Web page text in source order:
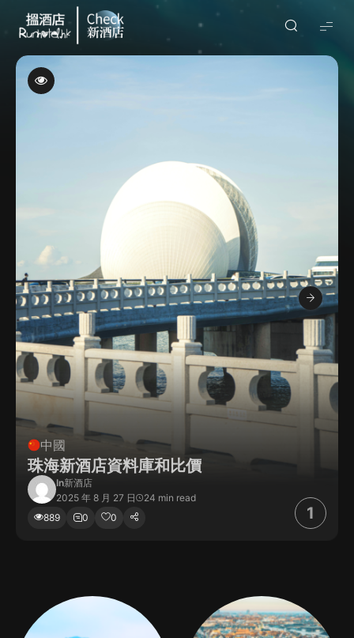
Check
酒
(By
中國
珠海新酒店資料庫和比價
In新酒店
2025 年 8 月 27 日
24 min read
889
0 0